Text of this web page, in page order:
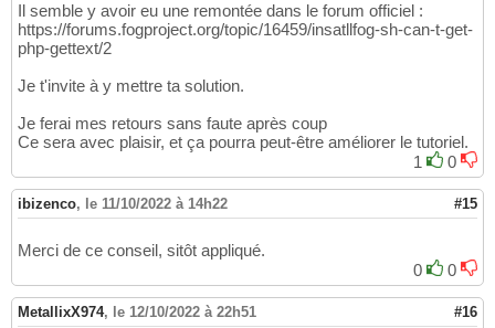
Il semble y avoir eu une remontée dans le forum officiel :
https://forums.fogproject.org/topic/16459/insatllfog-sh-can-t-get-
php-gettext/2
Je t'invite à y mettre ta solution.
Je ferai mes retours sans faute après coup
Ce sera avec plaisir, et ça pourra peut-être améliorer le tutoriel.
1
0
ibizenco, le 11/10/2022 à 14h22 #15
Merci de ce conseil, sitôt appliqué.
0
0
MetallixX974, le 12/10/2022 à 22h51 #16